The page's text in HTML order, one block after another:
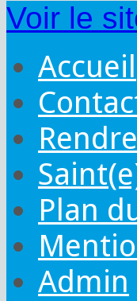
Voir le
Accueil
Plan
Admin